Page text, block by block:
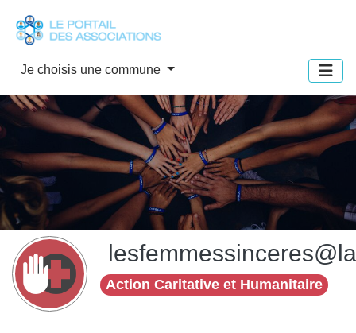
Je choisis une commune
Action Caritative et Humanitaire